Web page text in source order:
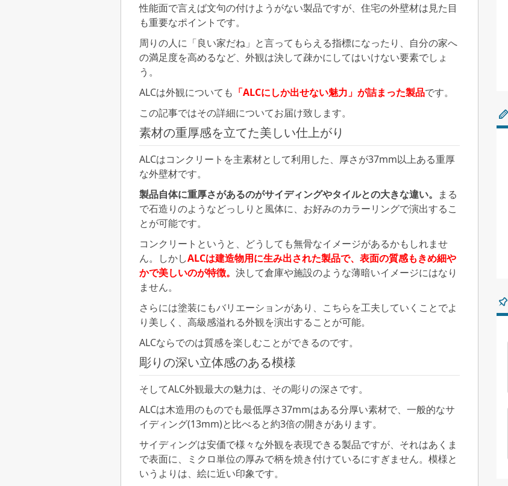
性能面で言えば文句の付けようがない製品ですが、住宅の外壁材は見た目
も重要なポイントです。
周りの人に「良い家だね」と言ってもらえる指標になったり、自分の家へ
の満足度を高めるなど、外観は決して疎かにしてはいけない要素でしょ
う。
ALCは外観についても 「ALCにしか出せない魅力」が詰まった製品です。
この記事ではその詳細についてお届け致します。
素材の重厚感を立てた美しい仕上がり
ALCはコンクリートを主素材として利用した、厚さが37mm以上ある重厚
な外壁材です。
製品自体に重厚さがあるのがサイディングやタイルとの大きな違い。 まる
で石造りのようなどっしりと風体に、お好みのカラーリングで演出するこ
とが可能です。
コンクリートというと、どうしても無骨なイメージがあるかもしれませ
ん。しかしALCは建造物用に生み出された製品で、表面の質感もきめ細や
かで美しいのが特徴。 決して倉庫や施設のような薄暗いイメージにはなり
ません。
さらには塗装にもバリエーションがあり、こちらを工夫していくことでよ
り美しく、高級感溢れる外観を演出することが可能。
ALCならでのは質感を楽しむことができるのです。
彫りの深い立体感のある模様
そしてALC外観最大の魅力は、その彫りの深さです。
ALCは木造用のものでも最低厚さ37mmはある分厚い素材で、一般的なサ
イディング(13mm)と比べると約3倍の開きがあります。
サイディングは安価で様々な外観を表現できる製品ですが、それはあくま
で表面に、ミクロ単位の厚みで柄を焼き付けているにすぎません。模様と
いうよりは、絵に近い印象です。